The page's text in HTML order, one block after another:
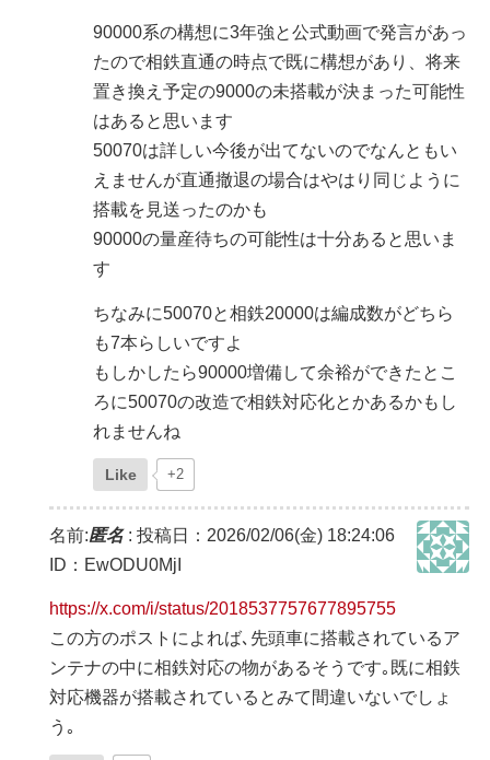
90000系の構想に3年強と公式動画で発言があっ
たので相鉄直通の時点で既に構想があり、将来
置き換え予定の9000の未搭載が決まった可能性
はあると思います
50070は詳しい今後が出てないのでなんともい
えませんが直通撤退の場合はやはり同じように
搭載を見送ったのかも
90000の量産待ちの可能性は十分あると思いま
す
ちなみに50070と相鉄20000は編成数がどちら
も7本らしいですよ
もしかしたら90000増備して余裕ができたとこ
ろに50070の改造で相鉄対応化とかあるかもし
れませんね
Like +2
名前:匿名: 投稿日：2026/02/06(金) 18:24:06
ID：EwODU0MjI
https://x.com/i/status/2018537757677895755
この方のポストによれば､先頭車に搭載されているア
ンテナの中に相鉄対応の物があるそうです｡既に相鉄
対応機器が搭載されているとみて間違いないでしょ
う｡